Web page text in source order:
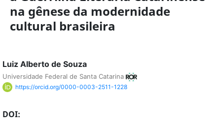
na gênese da modernidade
cultural brasileira
Luiz Alberto de Souza
Universidade Federal de Santa Catarina
https://orcid.org/0000-0003-2511-1228
DOI: